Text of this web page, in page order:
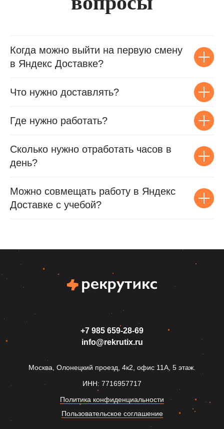
Когда можно выйти на первую смену
в Яндекс Доставке?
Что нужно доставлять?
Где нужно работать?
Сколько нужно отработать часов в
день?
Можно совмещать работу в Яндекс
Доставке с учебой?
+7 985 659‑28-69
info@rekrutix.ru
Москва, Олонецкий проезд, 4к2, офис 11А, 5 этаж.
ИНН: 7716957717
Политика конфиденциальности
Пользовательское соглашение